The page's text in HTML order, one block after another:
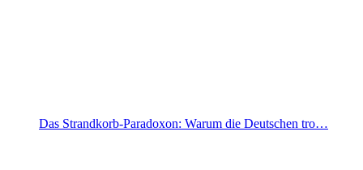
Das Strandkorb-Paradoxon: Warum die Deutschen tro…